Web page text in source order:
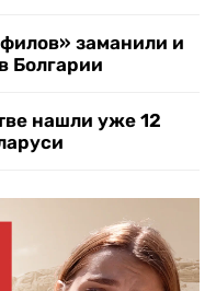
заманили и
Болгарии
нашли уже 12